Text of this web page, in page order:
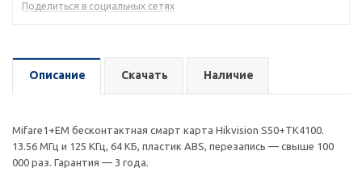
Поделиться в социальных сетях
Описание Скачать Наличие
Mifare1+EM бесконтактная смарт карта Hikvision S50+TK4100.
13.56 МГц и 125 КГц, 64 КБ, пластик ABS, перезапись — свыше 100
000 раз. Гарантия — 3 года.